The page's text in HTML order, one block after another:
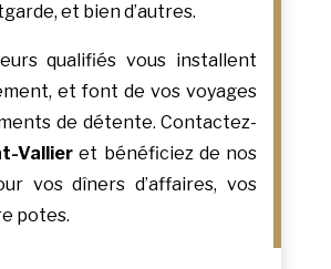
et bien d’autres.
qualifiés vous installent
et font de vos voyages
de détente. Contactez-
Vallier et bénéficiez de nos
vos dîners d’affaires, vos
potes.